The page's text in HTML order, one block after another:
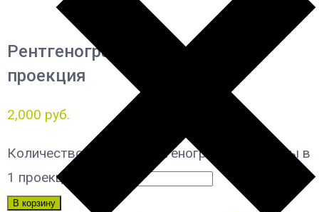
Рентгенография ключицы в 1
проекция
2,000 руб.
Количество товара Рентгенография ключицы в
1 проекция
В корзину